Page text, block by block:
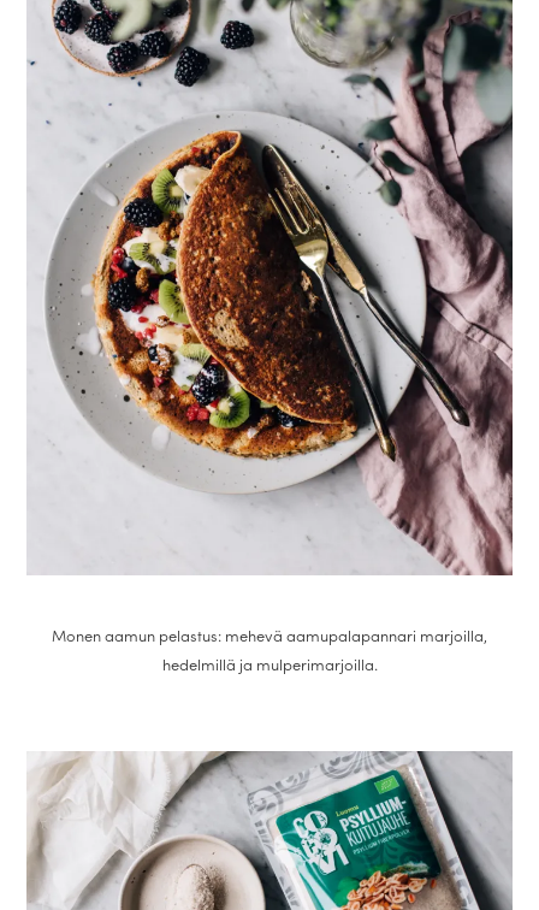
Monen aamun pelastus: mehevä aamupalapannari marjoilla,
hedelmillä ja mulperimarjoilla.